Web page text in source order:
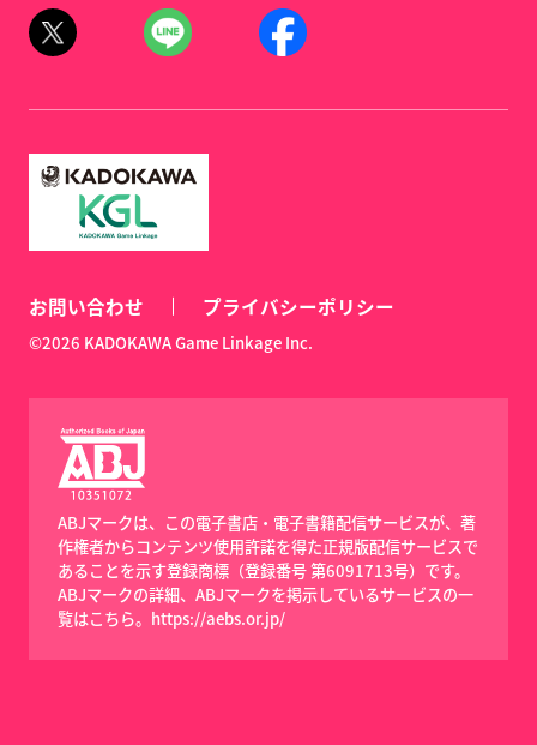
お問い合わせ プライバシーポリシー
©2026 KADOKAWA Game Linkage Inc.
ABJマークは、この電子書店・電子書籍配信サービスが、著
作権者からコンテンツ使用許諾を得た正規版配信サービスで
あることを示す登録商標（登録番号 第6091713号）です。
ABJマークの詳細、ABJマークを掲示しているサービスの一
覧はこちら。 https://aebs.or.jp/